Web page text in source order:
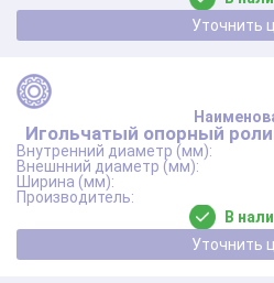
Игольчатый опорный
В